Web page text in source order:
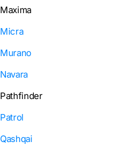
Maxima
Micra
Murano
Navara
Pathfinder
Patrol
Qashqai